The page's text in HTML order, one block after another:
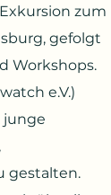
zum
gefolgt
Workshops.
e.V.)
junge
gestalten.